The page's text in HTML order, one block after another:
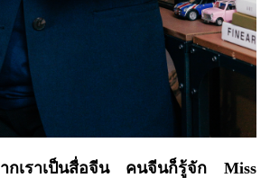
กเราเป็นสื่อจีน คนจีนก็รู้จัก Miss